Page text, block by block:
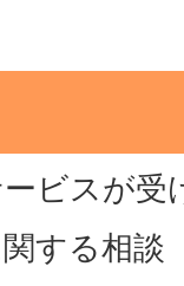
ビスが受
する相談